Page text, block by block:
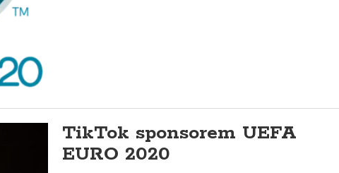
TikTok sponsorem UEFA
EURO 2020